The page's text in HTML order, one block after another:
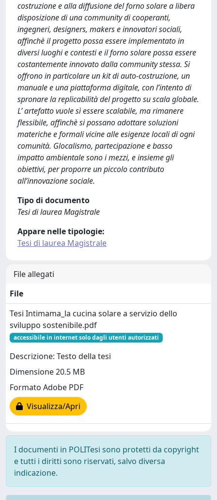
costruzione e alla diffusione del forno solare a libera
disposizione di una community di cooperanti,
ingegneri, designers, makers e innovatori sociali,
affinchè il progetto possa essere implementato in
diversi luoghi e contesti e il forno solare possa essere
costantemente innovato dalla community stessa. Si
offrono in particolare un kit di auto-costruzione, un
manuale e una piattaforma digitale, con l’intento di
spronare la replicabilità del progetto su scala globale.
L’ artefatto vuole sì essere scalabile, ma rimanere
flessibile, affinchè si possano adottare soluzioni
materiche e formali vicine alle esigenze locali di ogni
comunità. Glocalismo, partecipazione e basso
impatto ambientale sono i mezzi, e insieme gli
obiettivi, per proporre un piccolo contributo
all’innovazione sociale.
Tipo di documento
Tesi di laurea Magistrale
Appare nelle tipologie:
Tesi di laurea Magistrale
File allegati
File
Tesi Intimama_la cucina solare a servizio dello
sviluppo sostenibile.pdf
accessibile in internet solo dagli utenti autorizzati
Descrizione: Testo della tesi
Dimensione 20.5 MB
Formato Adobe PDF
Visualizza/Apri
I documenti in POLITesi sono protetti da copyright
e tutti i diritti sono riservati, salvo diversa
indicazione.